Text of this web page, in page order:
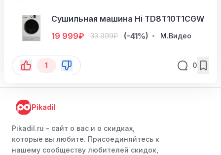
Сушильная машина Hi TD8T10T1CGW
19 999₽ 33 999₽ (-41%) М.Видео
1 0
Pikadil
Pikadil.ru - cайт о вас и о скидках,
которые вы любите. Присоединяйтесь к
нашему сообществу любителей скидок,